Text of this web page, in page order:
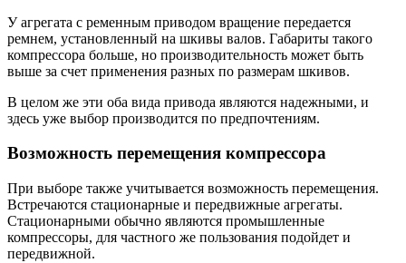
У агрегата с ременным приводом вращение передается
ремнем, установленный на шкивы валов. Габариты такого
компрессора больше, но производительность может быть
выше за счет применения разных по размерам шкивов.
В целом же эти оба вида привода являются надежными, и
здесь уже выбор производится по предпочтениям.
Возможность перемещения компрессора
При выборе также учитывается возможность перемещения.
Встречаются стационарные и передвижные агрегаты.
Стационарными обычно являются промышленные
компрессоры, для частного же пользования подойдет и
передвижной.